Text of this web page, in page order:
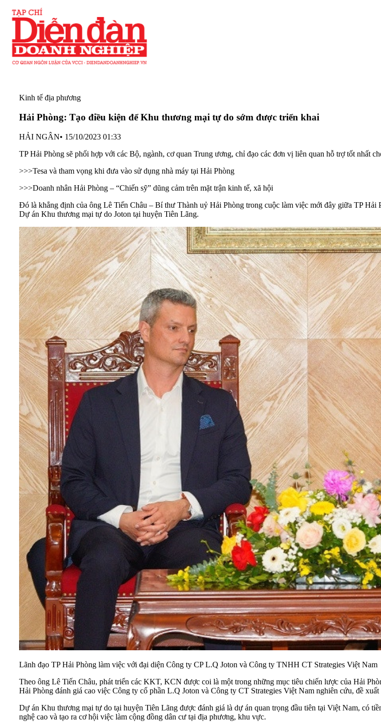
Kinh tế địa phương
Hải Phòng: Tạo điều kiện để Khu thương mại tự do sớm được triển khai
HẢI NGÂN• 15/10/2023 01:33
TP Hải Phòng sẽ phối hợp với các Bộ, ngành, cơ quan Trung ương, chỉ đạo các đơn vị liên quan hỗ trợ tốt nhất
>>>Tesa và tham vọng khi đưa vào sử dụng nhà máy tại Hải Phòng
>>>Doanh nhân Hải Phòng – “Chiến sỹ” dũng cảm trên mặt trận kinh tế, xã hội
Đó là khẳng định của ông Lê Tiến Châu – Bí thư Thành uỷ Hải Phòng trong cuộc làm việc mới đây giữa TP
Dự án Khu thương mại tự do Joton tại huyện Tiên Lãng.
Lãnh đạo TP Hải Phòng làm việc với đại diện Công ty CP L.Q Joton và Công ty TNHH CT Strategies Việt Nam
Theo ông Lê Tiến Châu, phát triển các KKT, KCN được coi là một trong những mục tiêu chiến lược của Hải
Hải Phòng đánh giá cao việc Công ty cổ phần L.Q Joton và Công ty CT Strategies Việt Nam nghiên cứu, đề
Dự án Khu thương mại tự do tại huyện Tiên Lãng được đánh giá là dự án quan trọng đầu tiên tại Việt Nam, có
nghệ cao và tạo ra cơ hội việc làm cộng đồng dân cư tại địa phương, khu vực.